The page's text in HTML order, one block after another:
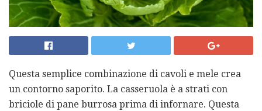
Questa semplice combinazione di cavoli e mele crea
un contorno saporito. La casseruola è a strati con
briciole di pane burrosa prima di infornare. Questa